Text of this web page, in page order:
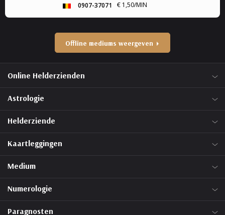
0907-37071
€ 1,50/MIN
Offline mediums weergeven
Online Helderzienden
Astrologie
Helderziende
Kaartleggingen
Medium
Numerologie
Paragnosten